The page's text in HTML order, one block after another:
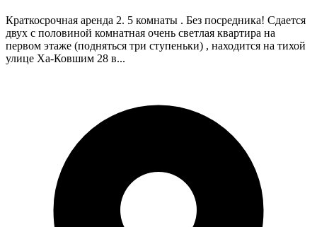
Краткосрочная аренда 2. 5 комнаты . Без посредника! Сдается
двух с половиной комнатная очень светлая квартира на
первом этаже (подняться три ступеньки) , находится на тихой
улице Ха-Ковшим 28 в...